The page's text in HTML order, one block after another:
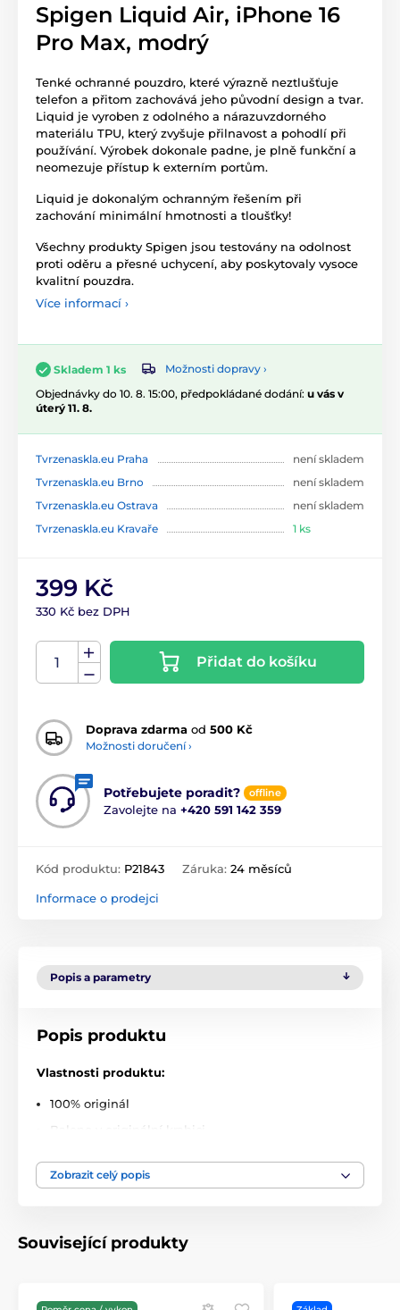
Spigen Liquid Air, iPhone 16
Pro Max, modrý
Tenké ochranné pouzdro, které výrazně neztlušťuje
telefon a přitom zachovává jeho původní design a tvar.
Liquid je vyroben z odolného a nárazuvzdorného
materiálu TPU, který zvyšuje přilnavost a pohodlí při
používání. Výrobek dokonale padne, je plně funkční a
neomezuje přístup k externím portům.
Liquid je dokonalým ochranným řešením při
zachování minimální hmotnosti a tloušťky!
Všechny produkty Spigen jsou testovány na odolnost
proti oděru a přesné uchycení, aby poskytovaly vysoce
kvalitní pouzdra.
Více informací ›
Skladem 1 ks
Možnosti dopravy ›
Objednávky do 10. 8. 15:00, předpokládané dodání: u vás v
úterý 11. 8.
Tvrzenaskla.eu Praha
není skladem
Tvrzenaskla.eu Brno
není skladem
Tvrzenaskla.eu Ostrava
není skladem
Tvrzenaskla.eu Kravaře
1 ks
399 Kč
330 Kč bez DPH
Přidat do košíku
Doprava zdarma od 500 Kč
Možnosti doručení ›
Potřebujete poradit? offline
Zavolejte na +420 591 142 359
Kód produktu: P21843 Záruka: 24 měsíců
Informace o prodejci
Popis a parametry
Popis produktu
Vlastnosti produktu:
100% originál
Baleno v originální krabici
Štíhlý tvar
Integrované vzduchové polštáře v rozích
Zobrazit celý popis
Související produkty